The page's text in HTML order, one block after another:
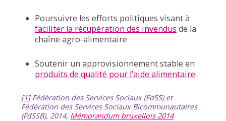
Poursuivre les efforts politiques visant à
faciliter la récupération des invendus de la
chaîne agro-alimentaire
Soutenir un approvisionnement stable en
produits de qualité pour l’aide alimentaire
[1] Fédération des Services Sociaux (FdSS) et
Fédération des Services Sociaux Bicommunautaires
(FdSSB), 2014, Mémorandum bruxellois 2014